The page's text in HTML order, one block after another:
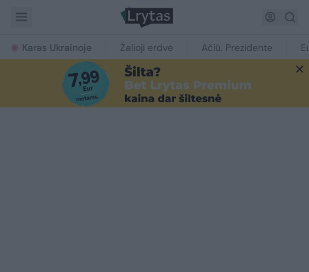
Karas Ukrainoje Žalioji erdvė Ačiū, Prezidente